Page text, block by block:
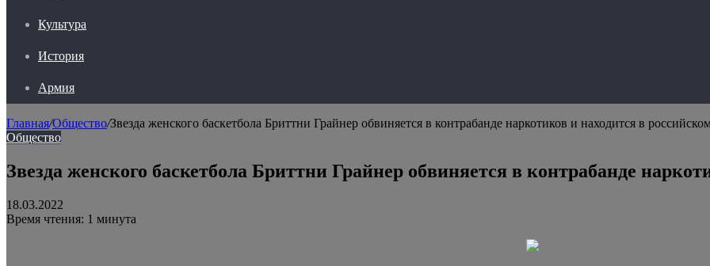
Культура
История
Армия
Главная/Общество/Звезда женского баскетбола Бриттни Грайнер обвиняется в контрабанде наркотиков и находится в
Общество
Звезда женского баскетбола Бриттни Грайнер обвиняется в контрабанде
18.03.2022
Время чтения: 1 минута